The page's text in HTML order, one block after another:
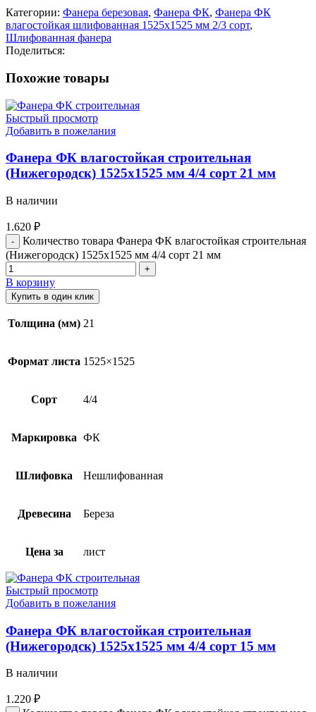
Категории: Фанера березовая, Фанера ФК, Фанера ФК
влагостойкая шлифованная 1525х1525 мм 2/3 сорт,
Шлифованная фанера
Поделиться:
Похожие товары
Быстрый просмотр
Добавить в пожелания
Фанера ФК влагостойкая строительная
(Нижегородск) 1525х1525 мм 4/4 сорт 21 мм
В наличии
1.620 ₽
Количество товара Фанера ФК влагостойкая строительная
(Нижегородск) 1525х1525 мм 4/4 сорт 21 мм
В корзину
Купить в один клик
Толщина (мм) 21
Формат листа 1525×1525
Сорт 4/4
Маркировка ФК
Шлифовка Нешлифованная
Древесина Береза
Цена за лист
Быстрый просмотр
Добавить в пожелания
Фанера ФК влагостойкая строительная
(Нижегородск) 1525х1525 мм 4/4 сорт 15 мм
В наличии
1.220 ₽